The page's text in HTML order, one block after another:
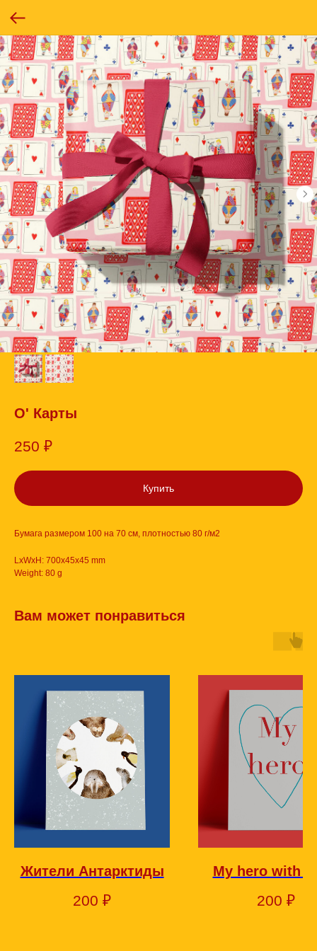
О' Карты
250 ₽
Купить
Бумага размером 100 на 70 см, плотностью 80 г/м2
LxWxH: 700x45x45 mm
Weight: 80 g
Вам может понравиться
Жители Антарктиды
200 ₽
My hero with
200 ₽